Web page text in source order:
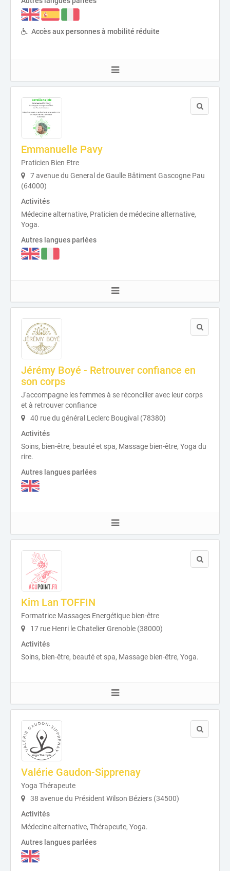
Accès aux personnes à mobilité réduite
Emmanuelle Pavy
Praticien Bien Etre
7 avenue du General de Gaulle Bâtiment Gascogne Pau
(64000)
Activités
Médecine alternative, Praticien de médecine alternative,
Yoga.
Autres langues parlées
Jérémy Boyé - Retrouver confiance en
son corps
J'accompagne les femmes à se réconcilier avec leur corps
et à retrouver confiance
40 rue du général Leclerc Bougival (78380)
Activités
Soins, bien-être, beauté et spa, Massage bien-être, Yoga du
rire.
Autres langues parlées
Kim Lan TOFFIN
Formatrice Massages Energétique bien-être
17 rue Henri le Chatelier Grenoble (38000)
Activités
Soins, bien-être, beauté et spa, Massage bien-être, Yoga.
Valérie Gaudon-Sipprenay
Yoga Thérapeute
38 avenue du Président Wilson Béziers (34500)
Activités
Médecine alternative, Thérapeute, Yoga.
Autres langues parlées